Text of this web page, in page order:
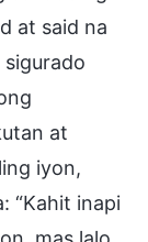
at said na
at
iyon,
“Kahit inapi